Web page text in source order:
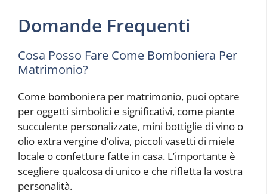
Domande Frequenti
Cosa Posso Fare Come Bomboniera Per
Matrimonio?
Come bomboniera per matrimonio, puoi optare
per oggetti simbolici e significativi, come piante
succulente personalizzate, mini bottiglie di vino o
olio extra vergine d’oliva, piccoli vasetti di miele
locale o confetture fatte in casa. L’importante è
scegliere qualcosa di unico e che rifletta la vostra
personalità.